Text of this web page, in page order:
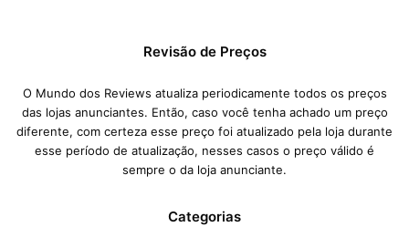
Revisão de Preços
O Mundo dos Reviews atualiza periodicamente todos os preços
das lojas anunciantes. Então, caso você tenha achado um preço
diferente, com certeza esse preço foi atualizado pela loja durante
esse período de atualização, nesses casos o preço válido é
sempre o da loja anunciante.
Categorias